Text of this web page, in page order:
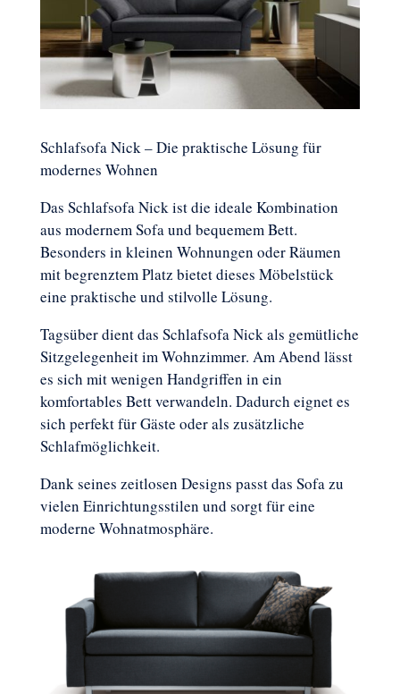
Schlafsofa Nick – Die praktische Lösung für
modernes Wohnen
Das Schlafsofa Nick ist die ideale Kombination
aus modernem Sofa und bequemem Bett.
Besonders in kleinen Wohnungen oder Räumen
mit begrenztem Platz bietet dieses Möbelstück
eine praktische und stilvolle Lösung.
Tagsüber dient das Schlafsofa Nick als gemütliche
Sitzgelegenheit im Wohnzimmer. Am Abend lässt
es sich mit wenigen Handgriffen in ein
komfortables Bett verwandeln. Dadurch eignet es
sich perfekt für Gäste oder als zusätzliche
Schlafmöglichkeit.
Dank seines zeitlosen Designs passt das Sofa zu
vielen Einrichtungsstilen und sorgt für eine
moderne Wohnatmosphäre.